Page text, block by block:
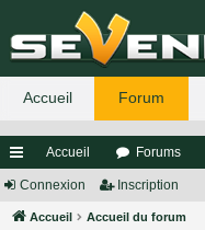
ac
co
Accueil Forums
Connexion Inscription
Accueil Accueil du forum